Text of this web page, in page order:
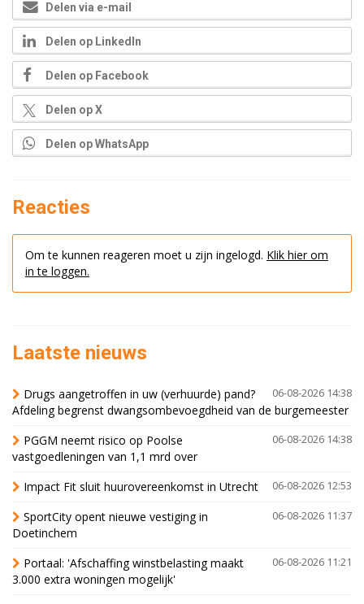
Delen via e-mail
Delen op LinkedIn
Delen op Facebook
Delen op X
Delen op WhatsApp
Reacties
Om te kunnen reageren moet u zijn ingelogd. Klik hier om
in te loggen.
Laatste nieuws
06-08-2026 14:38
Drugs aangetroffen in uw (verhuurde) pand?
Afdeling begrenst dwangsombevoegdheid van de burgemeester
06-08-2026 14:38
PGGM neemt risico op Poolse
vastgoedleningen van 1,1 mrd over
06-08-2026 12:53
Impact Fit sluit huurovereenkomst in Utrecht
06-08-2026 11:37
SportCity opent nieuwe vestiging in
Doetinchem
06-08-2026 11:21
Portaal: 'Afschaffing winstbelasting maakt
3.000 extra woningen mogelijk'